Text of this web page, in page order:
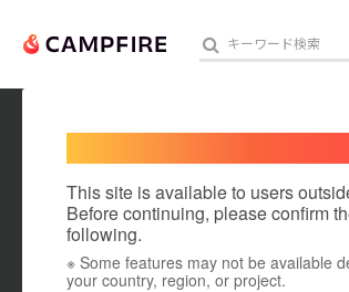
人気のプロジェ
アート・写真
This site is available to users
Before continuing, please confirm
following.
※ Some features may not be available
your country, region, or project.